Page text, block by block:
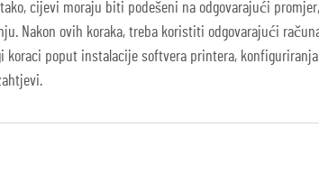
tako, cijevi moraju biti podešeni na odgovarajući
Nakon ovih koraka, treba koristiti odgovarajući
koraci poput instalacije softvera printera,